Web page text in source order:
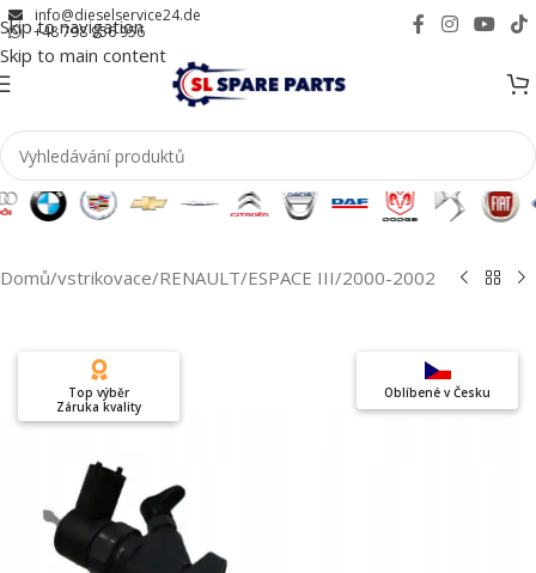
Skip to navigation
Skip to main content
info@dieselservice24.de
+48 798 956 956
Domů/vstrikovace/RENAULT/ESPACE III/2000-2002
Oblíbené v Česku
Top výběr
Záruka kvality